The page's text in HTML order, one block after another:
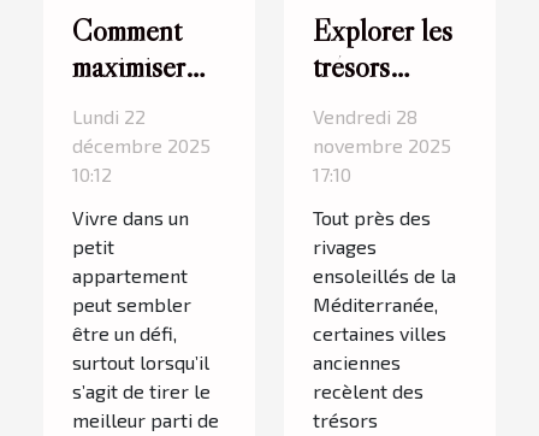
Comment
maximiser
l'espace dans
un petit
appartement
?
Lundi 22
décembre 2025
10:12
Vivre dans un
petit
appartement
peut sembler
être un défi,
surtout lorsqu’il
s’agit de tirer le
meilleur parti de
Explorer les
trésors
cachés d'une
ville
ancienne en
Méditerranée
Vendredi 28
novembre 2025
17:10
Tout près des
rivages
ensoleillés de la
Méditerranée,
certaines villes
anciennes
recèlent des
trésors